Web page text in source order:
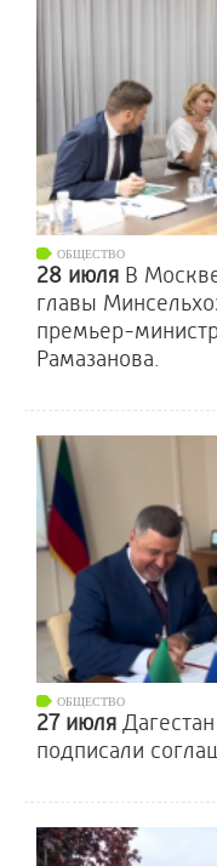
ОБЩЕСТВО
28 июля В
главы
премьер-
Рамазанова.
ОБЩЕСТВО
27 июля
подписали